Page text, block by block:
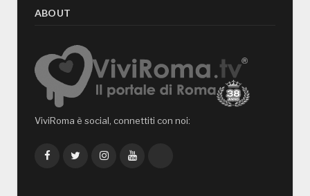
ABOUT
ViviRoma è social, connettiti con noi:
FacebookTwitterInstagramYouTube